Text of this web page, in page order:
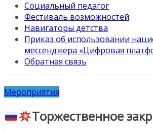
Социальный педагог
Фестиваль возможностей
Навигаторы детства
Приказ об использовании
мессенджера «Цифровая
Обратная связь
Мероприятия
Торжественное